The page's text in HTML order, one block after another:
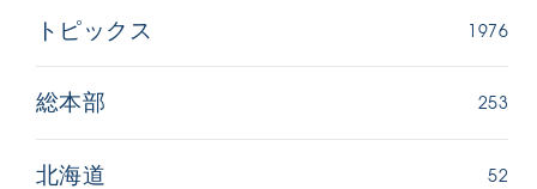
トピックス 1976
総本部 253
北海道 52